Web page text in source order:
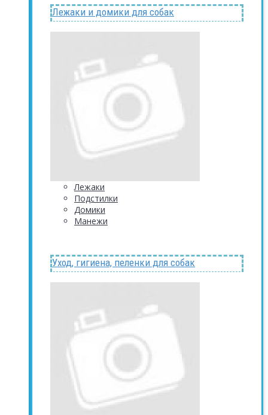
Лежаки и домики для собак
Лежаки
Подстилки
Домики
Манежи
Уход, гигиена, пеленки для собак